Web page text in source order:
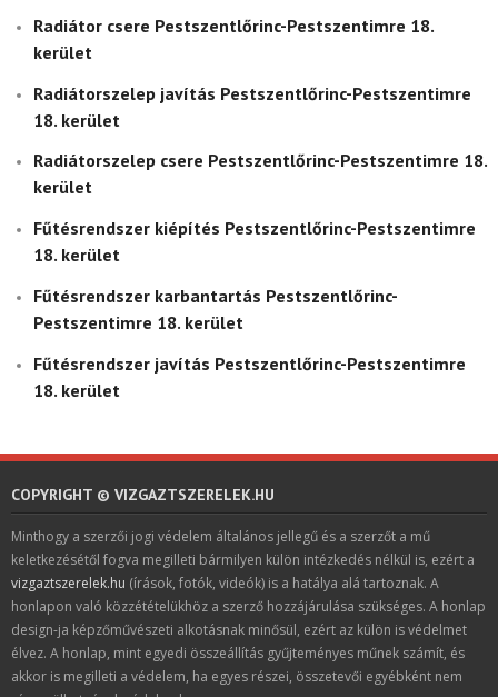
Radiátor csere Pestszentlőrinc-Pestszentimre 18.
kerület
Radiátorszelep javítás Pestszentlőrinc-Pestszentimre
18. kerület
Radiátorszelep csere Pestszentlőrinc-Pestszentimre 18.
kerület
Fűtésrendszer kiépítés Pestszentlőrinc-Pestszentimre
18. kerület
Fűtésrendszer karbantartás Pestszentlőrinc-
Pestszentimre 18. kerület
Fűtésrendszer javítás Pestszentlőrinc-Pestszentimre
18. kerület
COPYRIGHT © VIZGAZTSZERELEK.HU
Minthogy a szerzői jogi védelem általános jellegű és a szerzőt a mű
keletkezésétől fogva megilleti bármilyen külön intézkedés nélkül is, ezért a
vizgaztszerelek.hu (írások, fotók, videók) is a hatálya alá tartoznak. A
honlapon való közzétételükhöz a szerző hozzájárulása szükséges. A honlap
design-ja képzőművészeti alkotásnak minősül, ezért az külön is védelmet
élvez. A honlap, mint egyedi összeállítás gyűjteményes műnek számít, és
akkor is megilleti a védelem, ha egyes részei, összetevői egyébként nem